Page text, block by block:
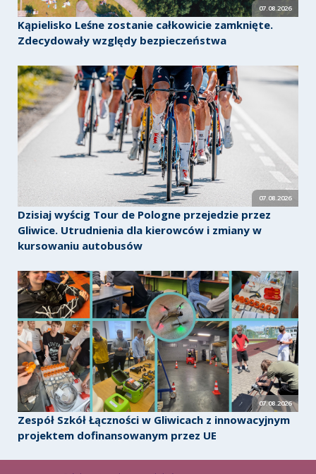
07.08.2026
Kąpielisko Leśne zostanie całkowicie zamknięte.
Zdecydowały względy bezpieczeństwa
07.08.2026
Dzisiaj wyścig Tour de Pologne przejedzie przez
Gliwice. Utrudnienia dla kierowców i zmiany w
kursowaniu autobusów
07.08.2026
Zespół Szkół Łączności w Gliwicach z innowacyjnym
projektem dofinansowanym przez UE